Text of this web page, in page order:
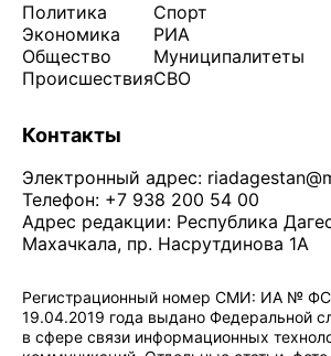
Политика
Экономика
Общество
Происшествия
Спорт
РИА
Муниципалитеты
СВО
Контакты
Электронный адрес:
Телефон: +7 938 200 54 00
Адрес редакции: Республика
Махачкала, пр. Насрутдинова 1А
Регистрационный номер СМИ: ИА № ФС
19.04.2019 года выдано Федеральной
в сфере связи информационных